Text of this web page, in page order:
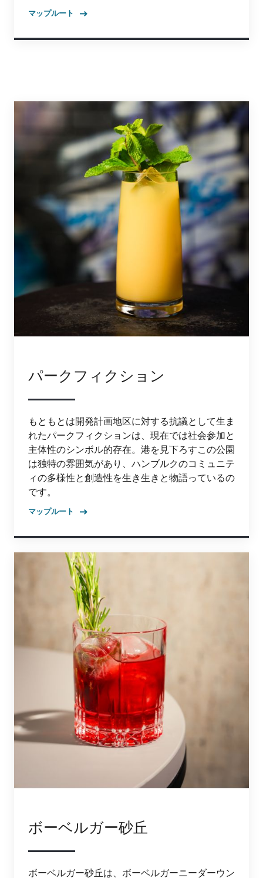
マップルート
パークフィクション
もともとは開発計画地区に対する抗議として生ま
れたパークフィクションは、現在では社会参加と
主体性のシンボル的存在。港を見下ろすこの公園
は独特の雰囲気があり、ハンブルクのコミュニテ
ィの多様性と創造性を生き生きと物語っているの
です。
マップルート
ボーベルガー砂丘
ボーベルガー砂丘は、ボーベルガーニーダーウン